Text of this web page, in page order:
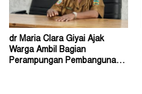
dr Maria Clara Giyai Ajak
Warga Ambil Bagian
Perampungan Pembangunan